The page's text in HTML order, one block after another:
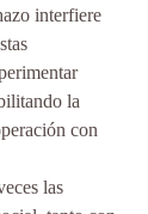
interfiere
la
con
las